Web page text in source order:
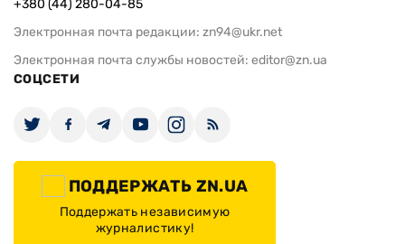
+380 (44) 280-04-85
Электронная почта редакции: zn94@ukr.net
Электронная почта службы новостей: editor@zn.ua
СОЦСЕТИ
ПОДДЕРЖАТЬ ZN.UA
Поддержать независимую
журналистику!